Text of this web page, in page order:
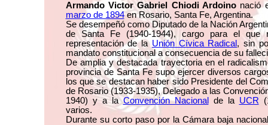
Armando Victor Gabriel Chiodi Ardoinonació
marzo de 1894en Rosario, Santa Fe, Argentina.
Se desempeñó como Diputado de la Nación
de Santa Fe (1940-1944), cargo para el que
representación de la Unión Cívica Radical , sin
mandato constitucional a consecuencia de su
De amplia y destacada trayectoria en el
provincia de Santa Fe supo ejercer diversos
los que se destacan haber sido Presidente del
de Rosario (1933-1935), Delegado a las
1940) y a laConvención Nacional de la UCR
varios.
Durante su corto paso por la Cámara baja